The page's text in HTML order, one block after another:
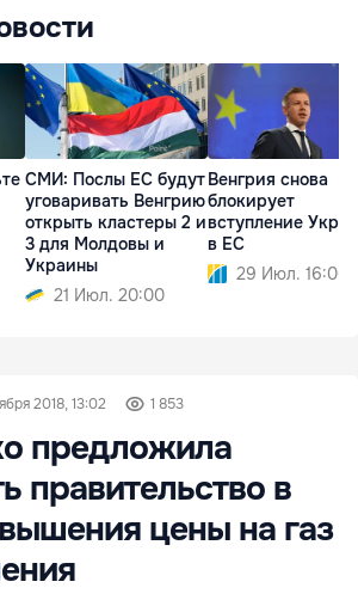
СМИ: Послы ЕС будут
уговаривать Венгрию
открыть кластеры 2 и
3 для Молдовы и
Украины
21 Июл. 20:00
Венгрия снова
блокирует
вступление
в ЕС
29 Июл. 16:00
2018, 13:02 1 853
предложила
правительство в
цены на газ